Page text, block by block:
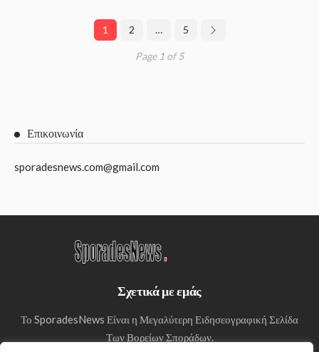
1 2 … 5
Page 1 of 5
Επικοινωνία
sporadesnews.com@gmail.com
Σχετικά με εμάς
Το SporadesNews Είναι η Μεγαλύτερη Ειδησεογραφική Σελίδα
Των Βορείων Σποράδων.